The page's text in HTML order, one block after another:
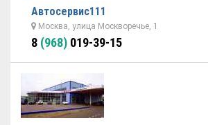
Автосервис111
Москва, улица Москворечье, 1
8 (968) 019-39-15